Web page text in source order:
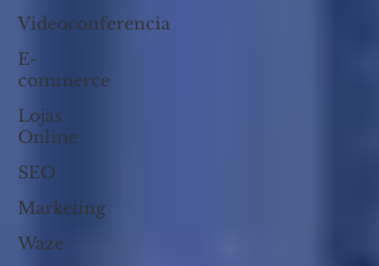
Videoconferencia
E-
commerce
Lojas
Online
SEO
Marketing
Waze